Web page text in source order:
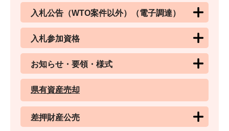
入札公告（WTO案件以外）（電子調達）
入札参加資格
お知らせ・要領・様式
県有資産売却
差押財産公売